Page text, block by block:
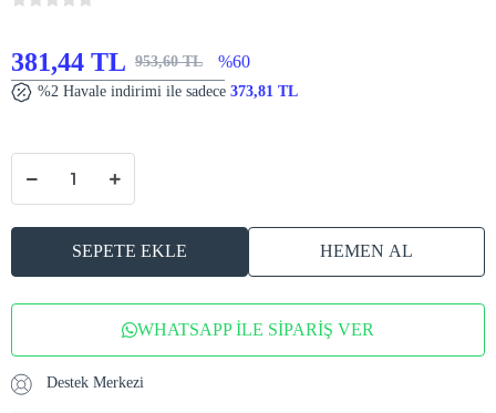
381,44 TL 953,60 TL %60
%2 Havale indirimi ile sadece 373,81 TL
SEPETE EKLE HEMEN AL
WHATSAPP İLE SİPARİŞ VER
Destek Merkezi